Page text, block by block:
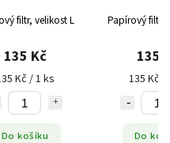
filtr, velikost L
135 Kč
Kč / 1 ks
Do košíku
Papírový filtr,
135
135 Kč /
Do